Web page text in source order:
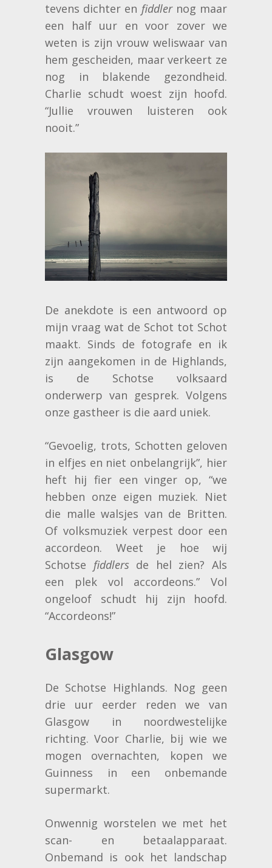
tevens dichter en fiddler nog maar
een half uur en voor zover we
weten is zijn vrouw weliswaar van
hem gescheiden, maar verkeert ze
nog in blakende gezondheid.
Charlie schudt woest zijn hoofd.
“Jullie vrouwen luisteren ook
nooit.”
De anekdote is een antwoord op
mijn vraag wat de Schot tot Schot
maakt. Sinds de fotografe en ik
zijn aangekomen in de Highlands,
is de Schotse volksaard
onderwerp van gesprek. Volgens
onze gastheer is die aard uniek.
“Gevoelig, trots, Schotten geloven
in elfjes en niet onbelangrijk”, hier
heft hij fier een vinger op, “we
hebben onze eigen muziek. Niet
die malle walsjes van de Britten.
Of volksmuziek verpest door een
accordeon. Weet je hoe wij
Schotse fiddlers de hel zien? Als
een plek vol accordeons.” Vol
ongeloof schudt hij zijn hoofd.
“Accordeons!”
Glasgow
De Schotse Highlands. Nog geen
drie uur eerder reden we van
Glasgow in noordwestelijke
richting. Voor Charlie, bij wie we
mogen overnachten, kopen we
Guinness in een onbemande
supermarkt.
Onwennig worstelen we met het
scan- en betaalapparaat.
Onbemand is ook het landschap